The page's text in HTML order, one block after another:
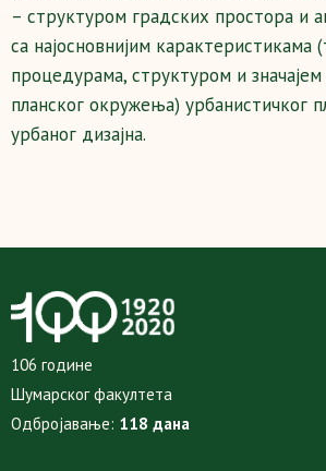
– структуром градских простора и
са најосновнијим карактеристикама
процедурама, структуром и
планског окружења) урбанистичког
урбаног дизајна.
106 године
Шумарског факултета
Одбројавање: 118 дана